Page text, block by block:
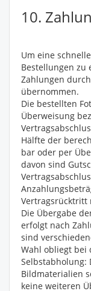
10.
Um eine
Bestellungen zu
Zahlungen
übernommen.
Die bestellten
Überweisung
Hälfte der
bar oder per
davon sind
Vertragsrücktritt
Die Übergabe
erfolgt nach
sind
Wahl obliegt bei
Selbstabholung:
Bildmaterialien
keine weiteren